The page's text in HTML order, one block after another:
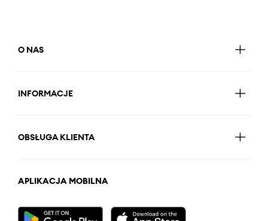
O NAS
INFORMACJE
OBSŁUGA KLIENTA
APLIKACJA MOBILNA